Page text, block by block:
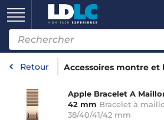
Retour Accessoires montre et
Apple Bracelet A
42 mm Bracelet à
38/40/41/42 mm